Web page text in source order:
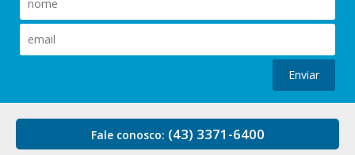
Enviar
Fale conosco: (43) 3371-6400